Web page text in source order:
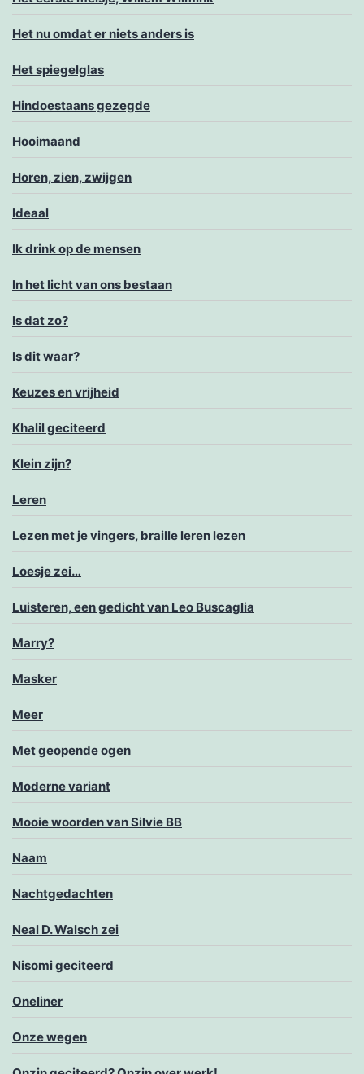
Het nu omdat er niets anders is
Het spiegelglas
Hindoestaans gezegde
Hooimaand
Horen, zien, zwijgen
Ideaal
Ik drink op de mensen
In het licht van ons bestaan
Is dat zo?
Is dit waar?
Keuzes en vrijheid
Khalil geciteerd
Klein zijn?
Leren
Lezen met je vingers, braille leren lezen
Loesje zei…
Luisteren, een gedicht van Leo Buscaglia
Marry?
Masker
Meer
Met geopende ogen
Moderne variant
Mooie woorden van Silvie BB
Naam
Nachtgedachten
Neal D. Walsch zei
Nisomi geciteerd
Oneliner
Onze wegen